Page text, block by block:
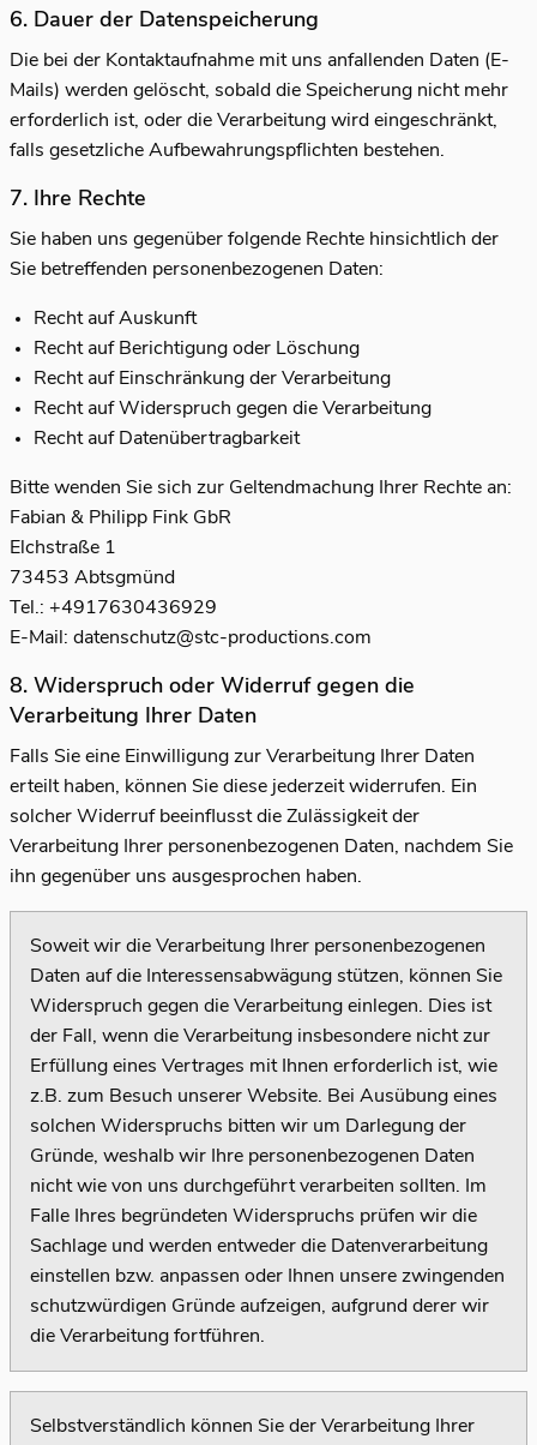
6. Dauer der Datenspeicherung
Die bei der Kontaktaufnahme mit uns anfallenden Daten (E-
Mails) werden gelöscht, sobald die Speicherung nicht mehr
erforderlich ist, oder die Verarbeitung wird eingeschränkt,
falls gesetzliche Aufbewahrungspflichten bestehen.
7. Ihre Rechte
Sie haben uns gegenüber folgende Rechte hinsichtlich der
Sie betreffenden personenbezogenen Daten:
Recht auf Auskunft
Recht auf Berichtigung oder Löschung
Recht auf Einschränkung der Verarbeitung
Recht auf Widerspruch gegen die Verarbeitung
Recht auf Datenübertragbarkeit
Bitte wenden Sie sich zur Geltendmachung Ihrer Rechte an:
Fabian & Philipp Fink GbR
Elchstraße 1
73453 Abtsgmünd
Tel.: +4917630436929
E-Mail: datenschutz@stc-productions.com
8. Widerspruch oder Widerruf gegen die
Verarbeitung Ihrer Daten
Falls Sie eine Einwilligung zur Verarbeitung Ihrer Daten
erteilt haben, können Sie diese jederzeit widerrufen. Ein
solcher Widerruf beeinflusst die Zulässigkeit der
Verarbeitung Ihrer personenbezogenen Daten, nachdem Sie
ihn gegenüber uns ausgesprochen haben.
Soweit wir die Verarbeitung Ihrer personenbezogenen
Daten auf die Interessensabwägung stützen, können Sie
Widerspruch gegen die Verarbeitung einlegen. Dies ist
der Fall, wenn die Verarbeitung insbesondere nicht zur
Erfüllung eines Vertrages mit Ihnen erforderlich ist, wie
z.B. zum Besuch unserer Website. Bei Ausübung eines
solchen Widerspruchs bitten wir um Darlegung der
Gründe, weshalb wir Ihre personenbezogenen Daten
nicht wie von uns durchgeführt verarbeiten sollten. Im
Falle Ihres begründeten Widerspruchs prüfen wir die
Sachlage und werden entweder die Datenverarbeitung
einstellen bzw. anpassen oder Ihnen unsere zwingenden
schutzwürdigen Gründe aufzeigen, aufgrund derer wir
die Verarbeitung fortführen.
Selbstverständlich können Sie der Verarbeitung Ihrer